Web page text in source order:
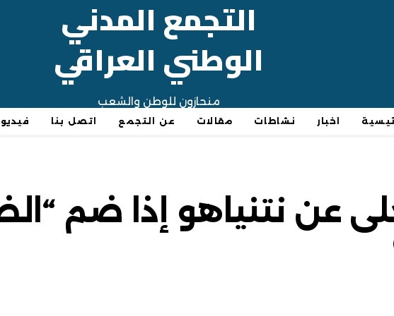
التجمع المدني
الوطني العراقي
منحازون للوطن والشعب
اخبار نشاطات مقالات عن التجمع اتصل بنا
عن نتنياهو إذا ضم